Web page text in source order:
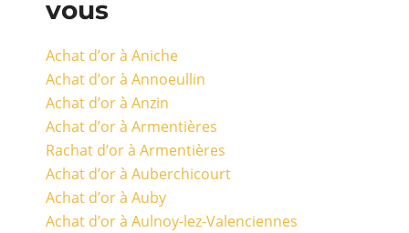
vous
Achat d’or à Aniche
Achat d’or à Annoeullin
Achat d’or à Anzin
Achat d’or à Armentières
Rachat d’or à Armentières
Achat d’or à Auberchicourt
Achat d’or à Auby
Achat d’or à Aulnoy-lez-Valenciennes